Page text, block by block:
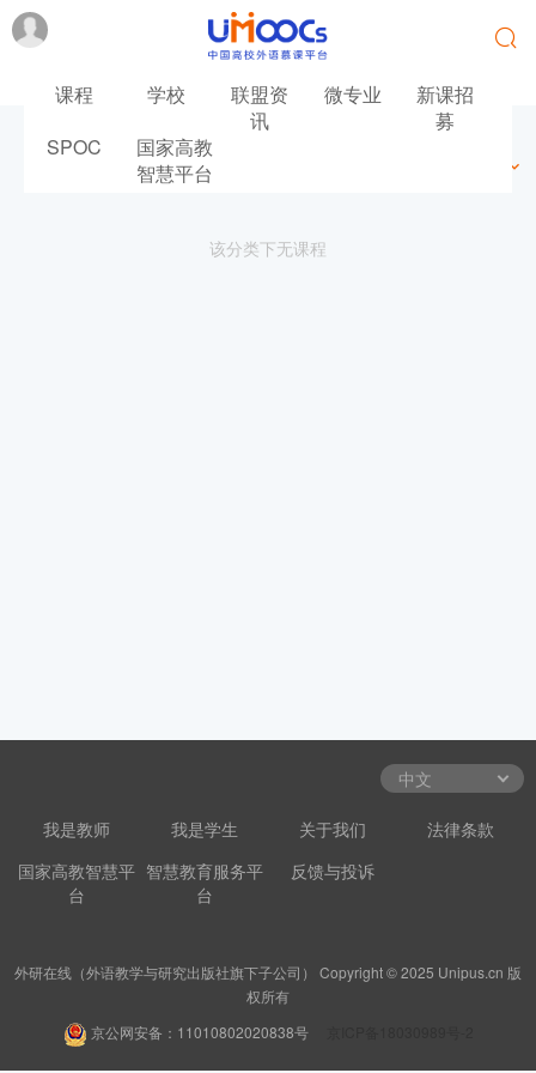
课程 学校
联盟资
讯
微专业
新课招
募
SPOC
国家高教
智慧平台
该分类下无课程
我是教师 我是学生 关于我们
法律条款
国家高教智慧平
台
智慧教育服务平
台
反馈与投诉
外研在线（外语教学与研究出版社旗下子公司） Copyright © 2025 Unipus.cn 版
权所有
京公网安备：11010802020838号